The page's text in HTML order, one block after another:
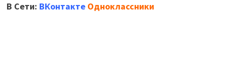
В Сети: ВКонтакте Одноклассники